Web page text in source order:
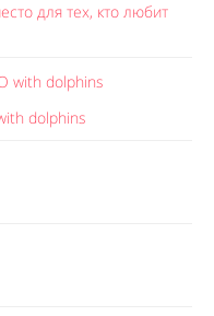
для тех, кто любит
dolphins